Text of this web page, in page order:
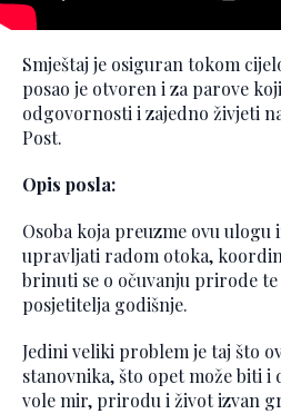
Smještaj je osiguran tokom
posao je otvoren i za parove
odgovornosti i zajedno živjeti
Post.
Opis posla:
Osoba koja preuzme ovu ulogu
upravljati radom otoka,
brinuti se o očuvanju prirode
posjetitelja godišnje.
Jedini veliki problem je taj što
stanovnika, što opet može biti i
vole mir, prirodu i život izvan